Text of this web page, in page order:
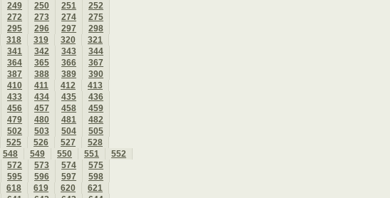
249 250 251
252
272 273 274
275
295 296 297
298
318 319 320
321
341 342 343
344
364 365 366
367
387 388 389
390
410 411 412
413
433 434 435
436
456 457 458
459
479 480 481
482
502 503 504
505
525 526 527
528
548 549 550 551
552
572 573 574
575
595 596 597
598
618 619 620
621